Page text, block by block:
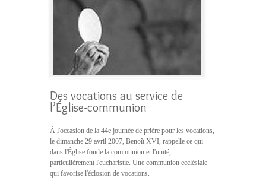
Des vocations au service de
l’Église-communion
À l'occasion de la 44e journée de prière pour les vocations,
le dimanche 29 avril 2007, Benoît XVI, rappelle ce qui
dans l'Église fonde la communion et l'unité,
particulièrement l'eucharistie. Une communion ecclésiale
qui favorise l'éclosion de vocations.